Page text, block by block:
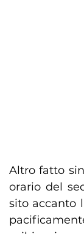
Altro fatto
orario del
sito accanto